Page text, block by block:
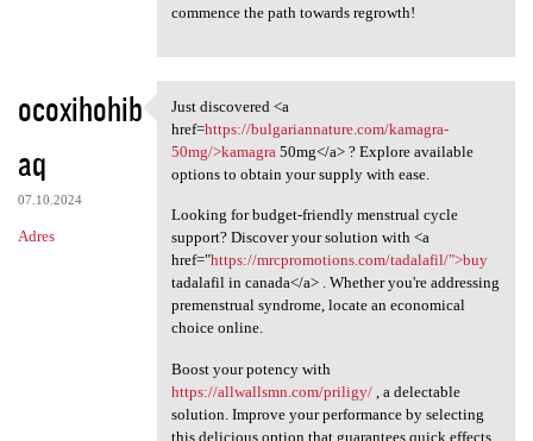
commence the path towards regrowth!
ocoxihohib
aq
07.10.2024
Adres
Just discovered <a href=https
Just discovered <a
href=https://bulgariannature.com/kamagra-
50mg/>kamagra 50mg</a> ? Explore available
options to obtain your supply with ease.
Looking for budget-friendly menstrual cycle
support? Discover your solution with <a
href="https://mrcpromotions.com/tadalafil/">buy
tadalafil in canada</a> . Whether you're addressing
premenstrual syndrome, locate an economical
choice online.
Boost your potency with
https://allwallsmn.com/priligy/, a delectable
solution. Improve your performance by selecting
this delicious option that guarantees quick effects.